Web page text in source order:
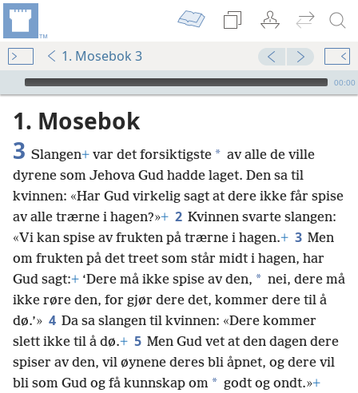
1. Mosebok 3
Audio Player
00:00
1. Mosebok
3 Slangen+ var det forsiktigste * av alle de ville
dyrene som Jehova Gud hadde laget. Den sa til
kvinnen: «Har Gud virkelig sagt at dere ikke får spise
av alle trærne i hagen?»+ 2 Kvinnen svarte slangen:
«Vi kan spise av frukten på trærne i hagen.+ 3 Men
om frukten på det treet som står midt i hagen, har
Gud sagt:+ ‘Dere må ikke spise av den, * nei, dere må
ikke røre den, for gjør dere det, kommer dere til å
dø.’» 4 Da sa slangen til kvinnen: «Dere kommer
slett ikke til å dø.+ 5 Men Gud vet at den dagen dere
spiser av den, vil øynene deres bli åpnet, og dere vil
bli som Gud og få kunnskap om * godt og ondt.»+